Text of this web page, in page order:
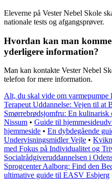
Eleverne på Vester Nebel Skole
nationale tests og afgangsprøver.
Hvordan kan man
yderligere information?
Man kan kontakte Vester Nebel
telefon for mere information.
Alt, du skal vide om varmepumpe
Terapeut Uddannelse: Vejen til at
Smørrebrødsjomfru: En kulinarisk
Nissum • Guide til
hjemmeside • En dybdegående
Undervisningsmidler Vejle •
med Fokus på Individualitet og
Socialrådgiveruddannelsen i
Sprogcenter Aalborg: Find den
ultimative guide til EASV Esbjerg